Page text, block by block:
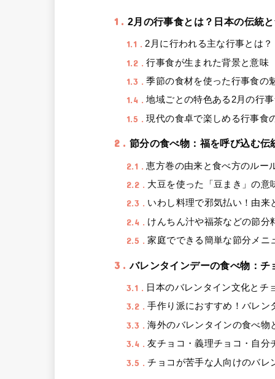
1 2月の行事食とは？日本の伝統
1.1 2月に行われる主な行事とは？
1.2 行事食が生まれた背景と意味
1.3 季節の食材を使った行事食の
1.4 地域ごとの特色ある2月の行
1.5 現代の食卓で楽しめる行事食
2 節分の食べ物：福を呼び込む伝
2.1 恵方巻の由来と食べ方のルー
2.2 大豆を使った「豆まき」の意
2.3 いわし料理で邪気払い！由来
2.4 けんちん汁や福茶などの節分
2.5 家庭でできる簡単な節分メニ
3 バレンタインデーの食べ物：
3.1 日本のバレンタイン文化とチ
3.2 手作り派におすすめ！バレン
3.3 海外のバレンタインの食べ物
3.4 友チョコ・義理チョコ・自分
3.5 チョコが苦手な人向けのバレ